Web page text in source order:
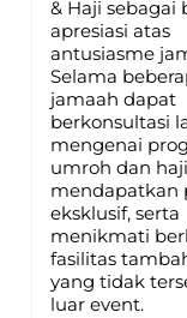
& Haji sebagai
apresiasi atas
antusiasme
Selama
jamaah dapat
berkonsultasi
mengenai
umroh dan
mendapatkan
eksklusif, serta
menikmati
fasilitas
yang tidak
luar event.